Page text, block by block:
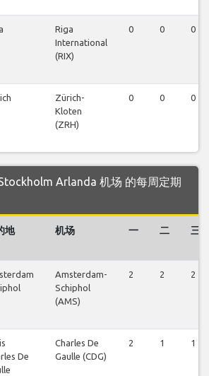
Riga
International
(RIX)
0 0 0
Zürich-
Kloten
(ZRH)
0 0 0
Arlanda 机场 的每周定期
地 机场 一 二 三
Amsterdam-
Schiphol
(AMS)
2 2 2
De
Charles De
Gaulle (CDG)
2 1 1